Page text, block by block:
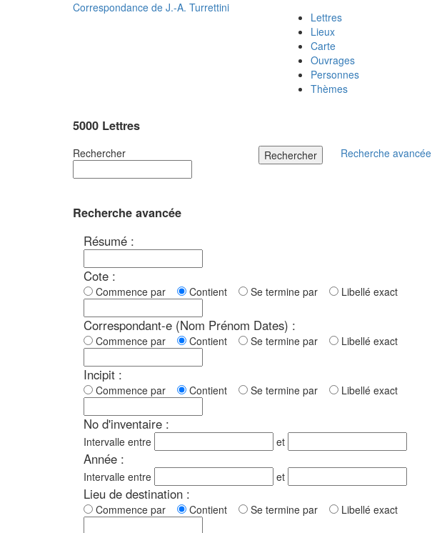
Correspondance de J.-A. Turrettini
Lettres
Lieux
Carte
Ouvrages
Personnes
Thèmes
5000 Lettres
Rechercher Rechercher Recherche avancée
Recherche avancée
Résumé :
Cote :
Commence par Contient Se termine par Libellé exact
Correspondant-e (Nom Prénom Dates) :
Commence par Contient Se termine par Libellé exact
Incipit :
Commence par Contient Se termine par Libellé exact
No d'inventaire :
Intervalle entre et
Année :
Intervalle entre et
Lieu de destination :
Commence par Contient Se termine par Libellé exact